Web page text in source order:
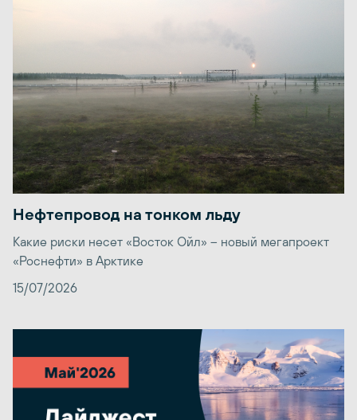
Нефтепровод на тонком льду
Какие риски несет «Восток Ойл» – новый мегапроект
«Роснефти» в Арктике
15/07/2026